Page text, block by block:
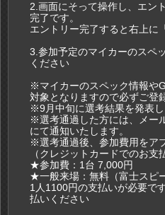
2.画面にそって操作し、エン
完了です。
エントリー完了すると右上に
3.参加予定のマイカーのスペ
ください
※マイカーのスペック情報や
対象となりますので必ずご登
※9月中旬に選考結果を発表し
※選考通過した方には、メー
にて通知いたします。
※選考通過後、参加費用をア
（クレジットカードでのお支
★参加費：1台 7,000円
★一般来場：無料（富士スピ
1人1100円の支払いが必要で
払いください